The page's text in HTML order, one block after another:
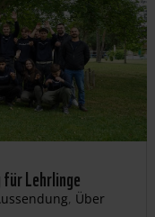
Lehrlinge
, Über